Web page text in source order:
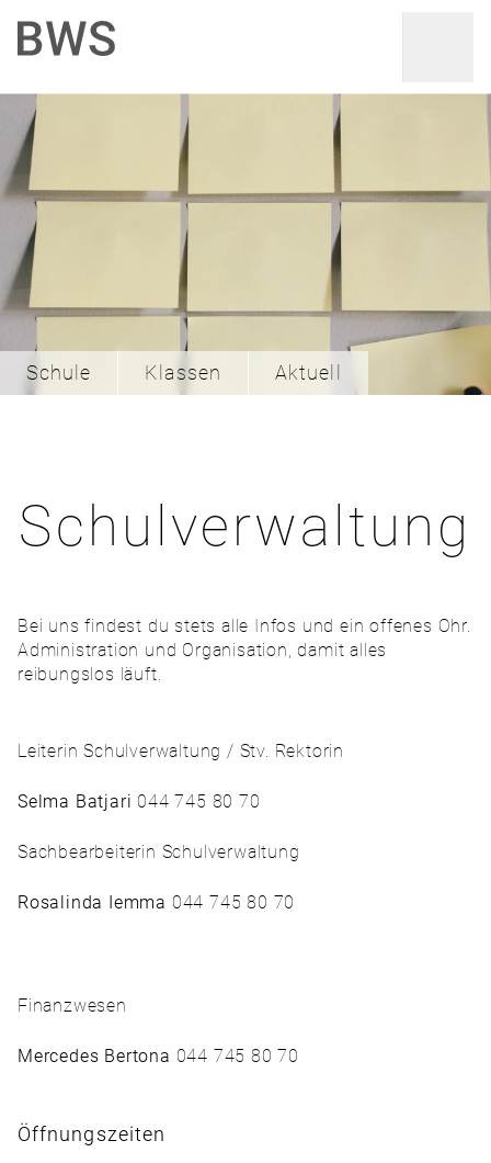
Schule Klassen Aktuell
Schulverwaltung
Bei uns findest du stets alle Infos und ein offenes Ohr.
Administration und Organisation, damit alles
reibungslos läuft.
Leiterin Schulverwaltung / Stv. Rektorin
Selma Batjari 044 745 80 70
Sachbearbeiterin Schulverwaltung
Rosalinda Iemma 044 745 80 70
Finanzwesen
Mercedes Bertona 044 745 80 70
Öffnungszeiten